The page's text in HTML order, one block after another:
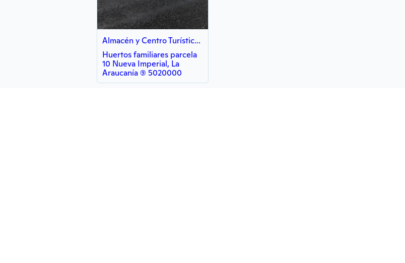
Almacén y Centro Turístico Ruka Llanka Antü
Huertos familiares parcela
10 Nueva Imperial, La
Araucanía (9) 5020000